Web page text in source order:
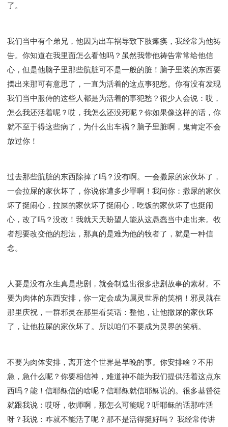
了。
我们当中有个弟兄，他因为出车祸导致下肢瘫痪，我经常为他祷
告。你知道在我里面怎么看他吗？虽然我带他祷告常常给他信
心，但是他脑子里那些肮脏可不是一般的脏！脑子里装的东西要
摆出来那可有意思了，一直为活着的这点事犯愁。你有没有发现
我们当中服侍的这些人都是为活着的事犯愁？很少人会说：哎，
怎么我还活着呢？哎，我怎么还没死呢？你如果像这样的话，你
就不至于得这些病了，为什么出车祸？脑子里脏啊，鬼肯定不会
放过你！
过去那些肮脏的东西除掉了吗？没有啊。一会撒尿的家伙坏了，
一会拉屎的家伙坏了，你说你遭多少罪啊！我问你：撒尿的家伙
坏了挺闹心，拉屎的家伙坏了挺闹心，吃饭的家伙坏了也挺闹
心，改了吗？没改！我就天天盼望人能从这愚蠢当中走出来。牧
者想要改变他的想法，那真的是难为他的牧者了，就是一种信
念。
人要是没有永生真是悲剧，就会制造出很多悲剧故事的素材。不
要为肉体的东西安排，你一定会成为属灵世界的笑柄！邪灵就在
那里庆祝，一群邪灵在那里看笑话：整他，让他撒尿的家伙坏
了，让他拉屎的家伙坏了。所以咱们不要成为灵界的笑柄。
不要为肉体安排，离开这个世界是早晚的事。你安排啥？不用
急，急什么呢？你要相信神，难道神不能为我们提供活着这点东
西吗？能！信耶稣信的啥呢？信耶稣就信耶稣说的。很多基督徒
就跟我说：哎呀，牧师啊，那怎么可能呢？听耶稣的话那咋活
呀？我说：咋就不能活了呢？那不是活得挺好吗？ 我经常传讲